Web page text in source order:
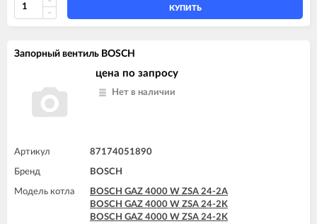
BOSCH GAZ 7000 W ZSC 24-3MFA
BOSCH GAZ 7000 W ZSC 24-3MFK
BOSCH GAZ 7000 W ZWC 24-3MFK
BOSCH GAZ 7000 W ZWC 28-3MFA
BOSCH GAZ 7000 W ZWC 35-3MFA
КУПИТЬ
Запорный вентиль BOSCH
цена по запросу
Нет в наличии
Артикул 87174051890
Бренд BOSCH
Модель котла
BOSCH GAZ 4000 W ZSA 24-2A
BOSCH GAZ 4000 W ZSA 24-2K
BOSCH GAZ 4000 W ZSA 24-2K